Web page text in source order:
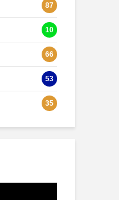
87
10
66
53
35